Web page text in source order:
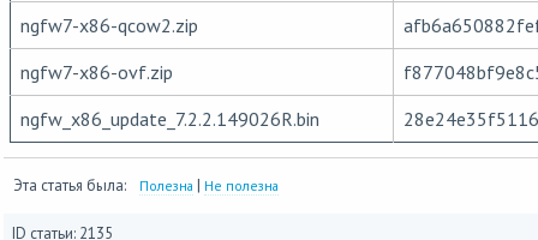
ngfw7-x86-qcow2.zip
ngfw7-x86-ovf.zip
ngfw_x86_update_7.2.2.149026R.bin
Эта статья была: Полезна | Не полезна
ID статьи: 2135